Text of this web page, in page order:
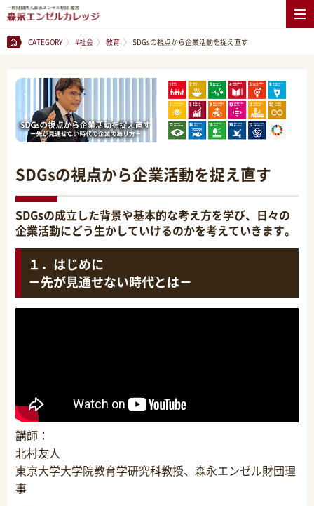
CATEGORY #社会 教育 SDGsの視点から企業活動を捉え直す
SDGsの視点から企業活動を捉え直す
SDGsの成立した背景や基本的な考え方を学び、日々の
企業活動にどう生かしていけるのかを考えていきます。
１．はじめに
－先が見通せない時代とは－
講師：
北村友人
東京大学大学院教育学研究科教授、森永エンゼル財団理
事